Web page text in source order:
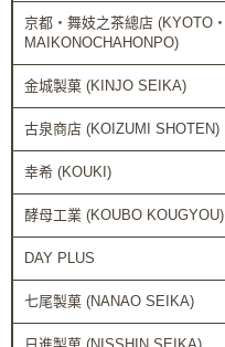
京都・舞妓之茶總店 (KYOTO・
MAIKONOCHAHONPO)
金城製菓 (KINJO SEIKA)
古泉商店 (KOIZUMI SHOTEN)
幸希 (KOUKI)
酵母工業 (KOUBO KOUGYOU)
DAY PLUS
七尾製菓 (NANAO SEIKA)